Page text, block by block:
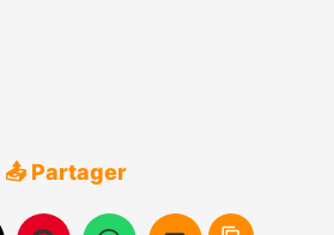
📤 Partager